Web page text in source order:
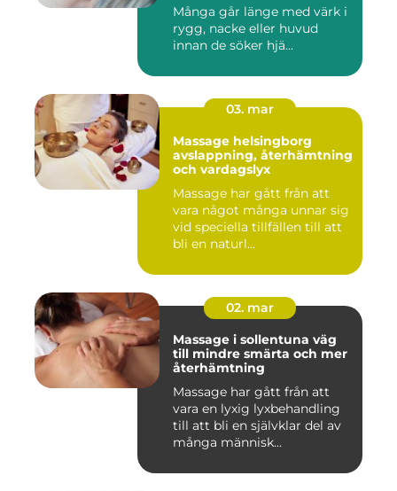
Många går länge med värk i
rygg, nacke eller huvud
innan de söker hjä...
03. mar
Massage helsingborg
avslappning, återhämtning
och vardagslyx
Massage har gått från att
vara något många unnar sig
vid speciella tillfällen till att
bli en naturl...
02. mar
Massage i sollentuna väg
till mindre smärta och mer
återhämtning
Massage har gått från att
vara en lyxig lyxbehandling
till att bli en självklar del av
många människ...